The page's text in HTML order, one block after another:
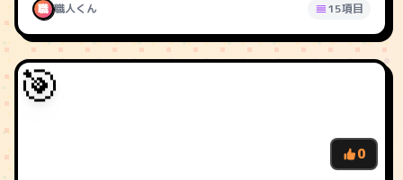
職 職人くん 15項目
🎯
0